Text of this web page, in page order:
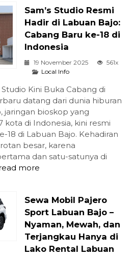
Sam’s Studio Resmi
Hadir di Labuan Bajo:
Cabang Baru ke-18 di
Indonesia
19 November 2025
561x
Local Info
Studio Kini Buka Cabang di
datang dari dunia hiburan
jaringan bioskop yang
kota di Indonesia, kini resmi
18 di Labuan Bajo. Kehadiran
besar, karena
dan satu-satunya di
more
Sewa Mobil Pajero
Sport Labuan Bajo –
Nyaman, Mewah, dan
Terjangkau Hanya di
Lako Rental Labuan